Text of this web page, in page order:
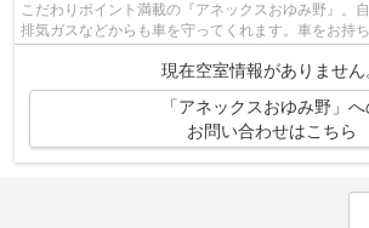
こだわりポイント満載の『アネックスおゆみ野』。
排気ガスなどからも車を守ってくれます。車をお持
現在空室情報がありません
「アネックスおゆみ野」
お問い合わせはこちら